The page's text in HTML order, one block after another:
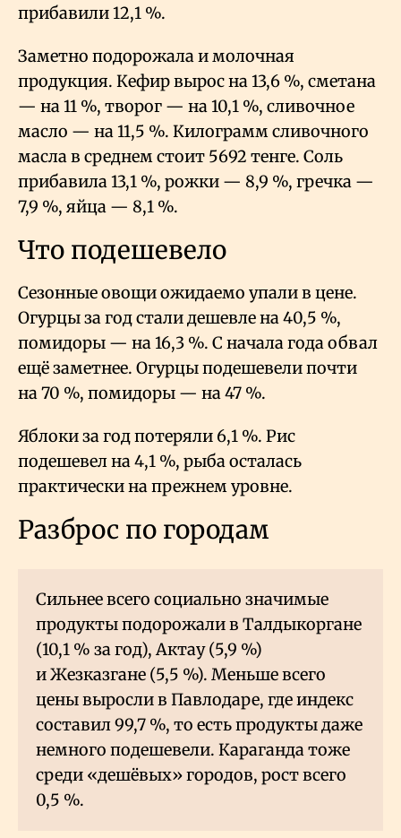
прибавили 12,1 %.
Заметно подорожала и молочная
продукция. Кефир вырос на 13,6 %, сметана
— на 11 %, творог — на 10,1 %, сливочное
масло — на 11,5 %. Килограмм сливочного
масла в среднем стоит 5692 тенге. Соль
прибавила 13,1 %, рожки — 8,9 %, гречка —
7,9 %, яйца — 8,1 %.
Что подешевело
Сезонные овощи ожидаемо упали в цене.
Огурцы за год стали дешевле на 40,5 %,
помидоры — на 16,3 %. С начала года обвал
ещё заметнее. Огурцы подешевели почти
на 70 %, помидоры — на 47 %.
Яблоки за год потеряли 6,1 %. Рис
подешевел на 4,1 %, рыба осталась
практически на прежнем уровне.
Разброс по городам
Сильнее всего социально значимые
продукты подорожали в Талдыкоргане
(10,1 % за год), Актау (5,9 %)
и Жезказгане (5,5 %). Меньше всего
цены выросли в Павлодаре, где индекс
составил 99,7 %, то есть продукты даже
немного подешевели. Караганда тоже
среди «дешёвых» городов, рост всего
0,5 %.